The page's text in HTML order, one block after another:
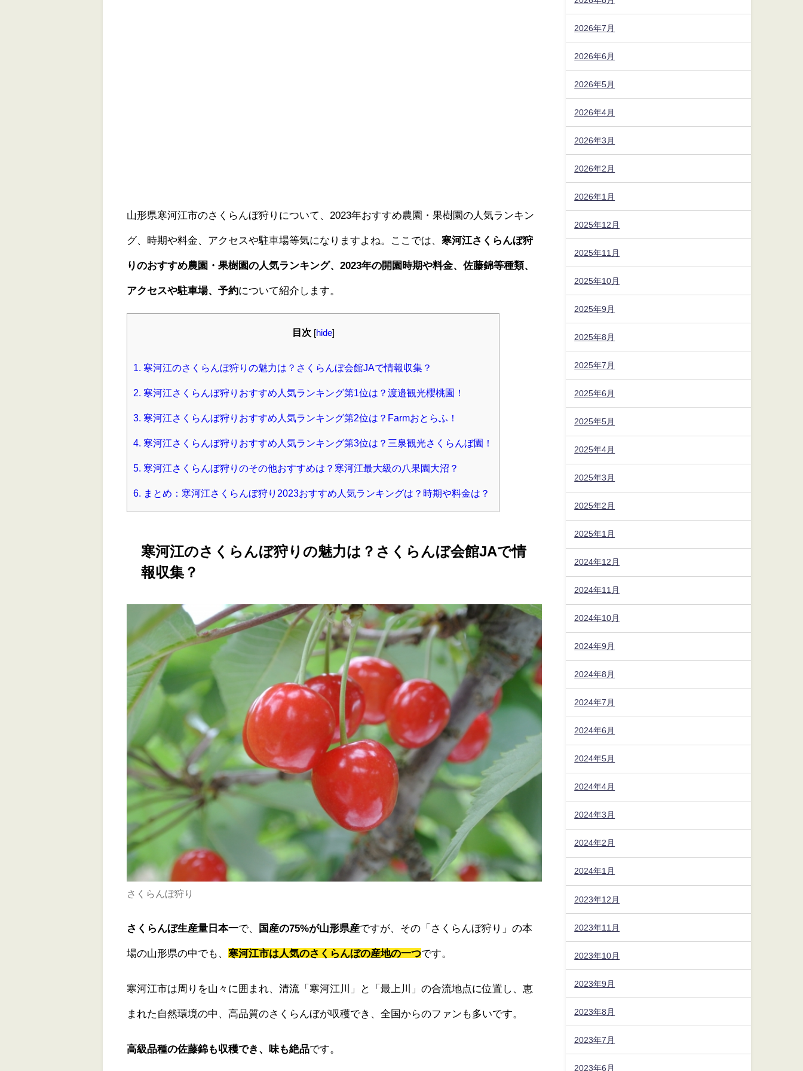
山形県寒河江市のさくらんぼ狩りについて、2023年おすすめ農園・果樹園の人気ランキン
グ、時期や料金、アクセスや駐車場等気になりますよね。ここでは、 寒河江さくらんぼ狩
りのおすすめ農園・果樹園の人気ランキング、2023年の開園時期や料金、佐藤錦等種類、
アクセスや駐車場、予約について紹介します。
目次 hide]
1. 寒河江のさくらんぼ狩りの魅力は？さくらんぼ会館JAで情報収集？
2. 寒河江さくらんぼ狩りおすすめ人気ランキング第1位は？渡邉観光櫻桃園！
3. 寒河江さくらんぼ狩りおすすめ人気ランキング第2位は？Farmおとらふ！
4. 寒河江さくらんぼ狩りおすすめ人気ランキング第3位は？三泉観光さくらんぼ園！
5. 寒河江さくらんぼ狩りのその他おすすめは？寒河江最大級の八果園大沼？
6. まとめ：寒河江さくらんぼ狩り2023おすすめ人気ランキングは？時期や料金は？
寒河江のさくらんぼ狩りの魅力は？ さくらんぼ会館JAで情
報収集？
さくらんぼ狩り
さくらんぼ生産量日本一で、 国産の75%が山形県産ですが、その「さくらんぼ狩り」の本
場の山形県の中でも、 寒河江市は人気のさくらんぼの産地の一つです。
寒河江市は周りを山々に囲まれ、清流「寒河江川」と「最上川」の合流地点に位置し、恵
まれた自然環境の中、高品質のさくらんぼが収穫でき、全国からのファンも多いです。
高級品種の佐藤錦も収穫でき、味も絶品です。
2026年7月
2026年6月
2026年5月
2026年4月
2026年3月
2026年2月
2026年1月
2025年12月
2025年11月
2025年10月
2025年9月
2025年8月
2025年7月
2025年6月
2025年5月
2025年4月
2025年3月
2025年2月
2025年1月
2024年12月
2024年11月
2024年10月
2024年9月
2024年8月
2024年7月
2024年6月
2024年5月
2024年4月
2024年3月
2024年2月
2024年1月
2023年12月
2023年11月
2023年10月
2023年9月
2023年8月
2023年7月
2023年6月